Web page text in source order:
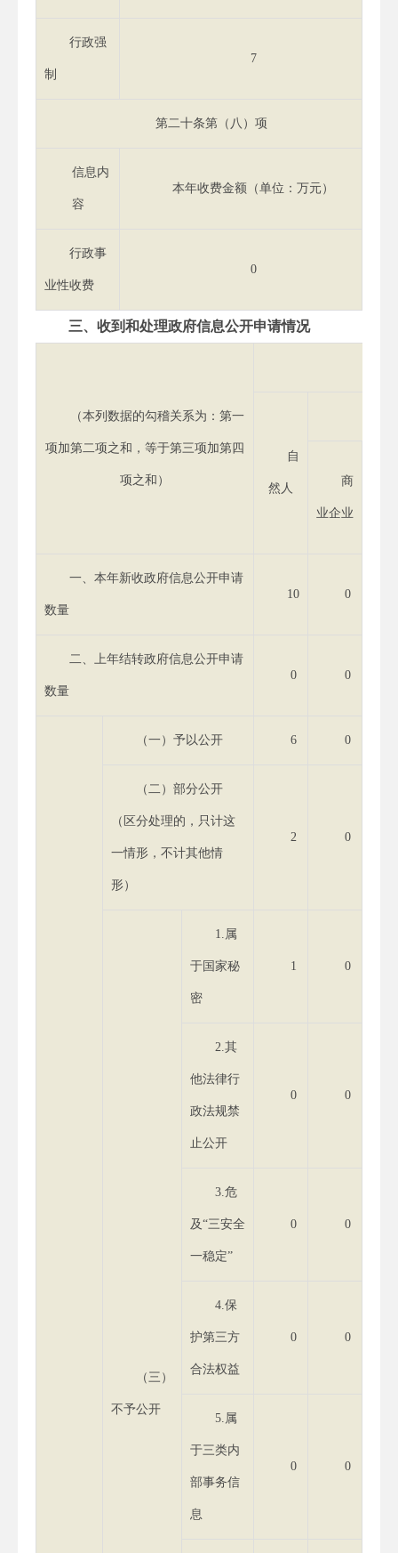
行政强
制
7
第二十条第（八）项
信息内
容
本年收费金额（单位：万元）
行政事
业性收费
0
三、收到和处理政府信息公开申请情况
（本列数据的勾稽关系为：第一
项加第二项之和，等于第三项加第四
项之和）
自
然人
商
业企业
一、本年新收政府信息公开申请
数量
10 0
二、上年结转政府信息公开申请
数量
0 0
（一）予以公开 6 0
（二）部分公开
（区分处理的，只计这
一情形，不计其他情
形）
2 0
（三）
不予公开
1.属
于国家秘
密
1 0
2.其
他法律行
政法规禁
止公开
0 0
3.危
及“三安全
一稳定”
0 0
4.保
护第三方
合法权益
0 0
5.属
于三类内
部事务信
息
0 0